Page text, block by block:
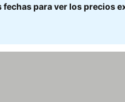
fechas para ver los precios